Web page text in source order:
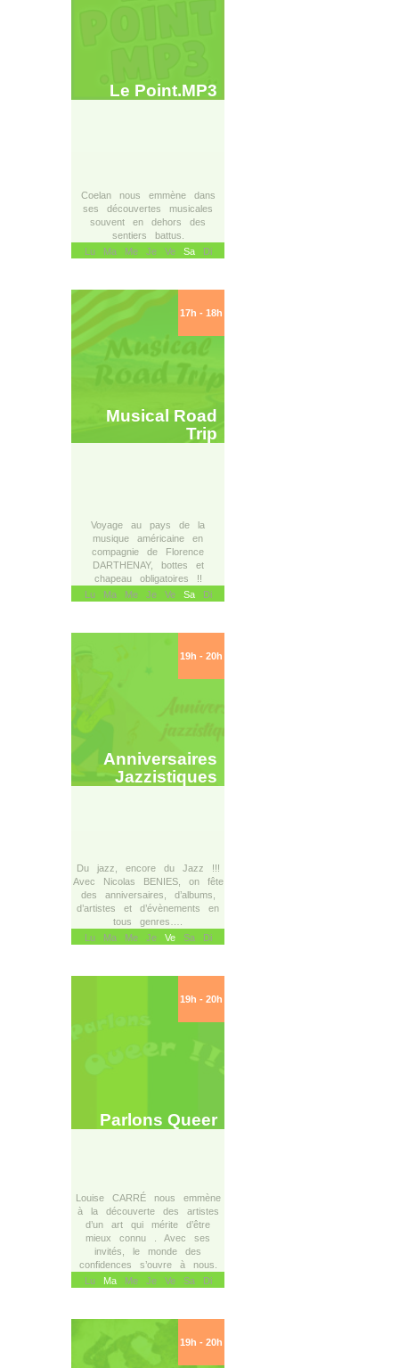
Le Point.MP3
Coelan nous emmène dans
ses découvertes musicales
souvent en dehors des
sentiers battus.
Lu Ma Me Je Ve SaDi
17h - 18h
Musical Road
Trip
Voyage au pays de la
musique américaine en
compagnie de Florence
DARTHENAY, bottes et
chapeau obligatoires !!
Lu Ma Me Je Ve SaDi
19h - 20h
Anniversaires
Jazzistiques
Du jazz, encore du Jazz !!!
Avec Nicolas BENIES, on fête
des anniversaires, d’albums,
d’artistes et d’évènements en
tous genres….
Lu Ma Me Je VeSa Di
19h - 20h
Parlons Queer
Louise CARRÉ nous emmène
à la découverte des artistes
d’un art qui mérite d’être
mieux connu . Avec ses
invités, le monde des
confidences s’ouvre à nous.
Lu
MaMe Je Ve Sa Di
19h - 20h